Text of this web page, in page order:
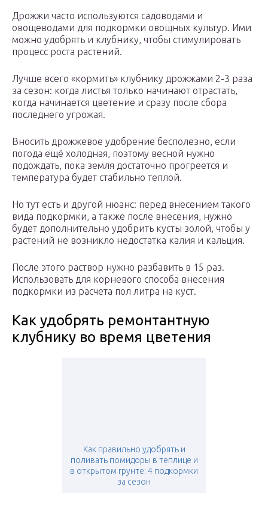
Дрожжи часто используются садоводами и
овощеводами для подкормки овощных культур. Ими
можно удобрять и клубнику, чтобы стимулировать
процесс роста растений.
Лучше всего «кормить» клубнику дрожжами 2-3 раза
за сезон: когда листья только начинают отрастать,
когда начинается цветение и сразу после сбора
последнего угрожая.
Вносить дрожжевое удобрение бесполезно, если
погода ещё холодная, поэтому весной нужно
подождать, пока земля достаточно прогреется и
температура будет стабильно теплой.
Но тут есть и другой нюанс: перед внесением такого
вида подкормки, а также после внесения, нужно
будет дополнительно удобрить кусты золой, чтобы у
растений не возникло недостатка калия и кальция.
После этого раствор нужно разбавить в 15 раз.
Использовать для корневого способа внесения
подкормки из расчета пол литра на куст.
Как удобрять ремонтантную
клубнику во время цветения
Как правильно удобрять и
поливать помидоры в теплице и
в открытом грунте: 4 подкормки
за сезон